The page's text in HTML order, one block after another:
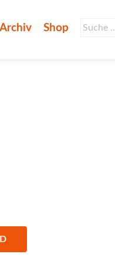
Suche
Archiv Shop